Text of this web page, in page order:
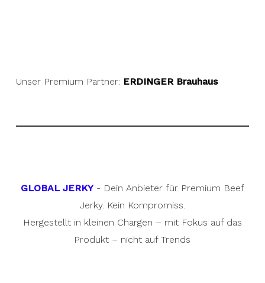
Unser Premium Partner: ERDINGER Brauhaus
GLOBAL JERKY- Dein Anbieter für Premium Beef
Jerky. Kein Kompromiss.
Hergestellt in kleinen Chargen – mit Fokus auf das
Produkt – nicht auf Trends